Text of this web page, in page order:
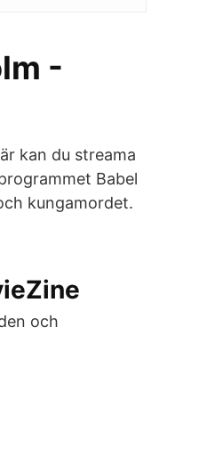
-
kan du streama
Babel
kungamordet.
och